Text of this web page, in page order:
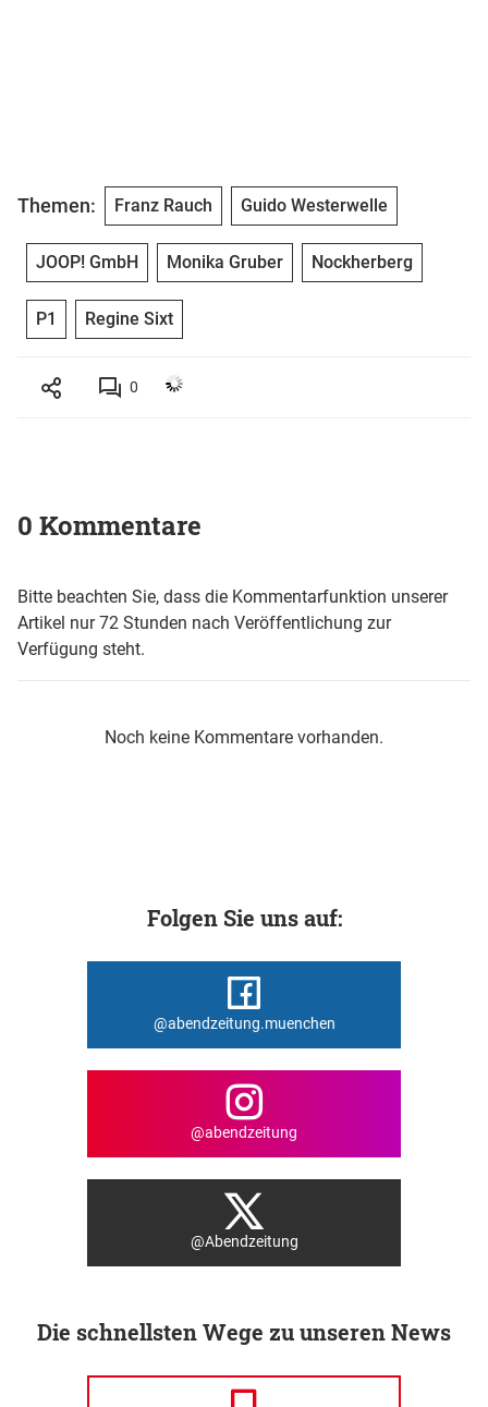
Themen: Franz Rauch Guido Westerwelle
JOOP! GmbH Monika Gruber Nockherberg
P1 Regine Sixt
0
0 Kommentare
Bitte beachten Sie, dass die Kommentarfunktion unserer
Artikel nur 72 Stunden nach Veröffentlichung zur
Verfügung steht.
Noch keine Kommentare vorhanden.
Folgen Sie uns auf:
@abendzeitung.muenchen
@abendzeitung
@Abendzeitung
Die schnellsten Wege zu unseren News